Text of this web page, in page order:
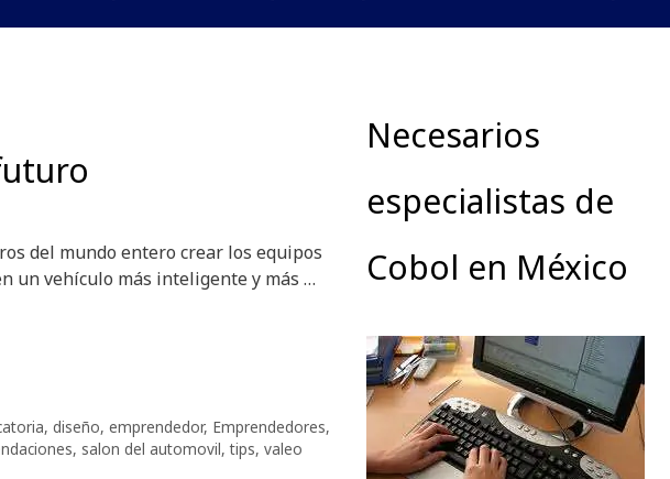
del mundo entero crear los equipos
un vehículo más inteligente y más …
, diseño, emprendedor, Emprendedores,
, salon del automovil,tips, valeo
Necesarios
especialistas de
Cobol en México